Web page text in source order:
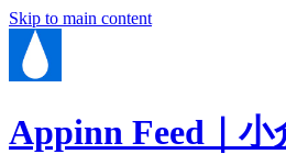
Skip to main content
Appinn Feed｜小